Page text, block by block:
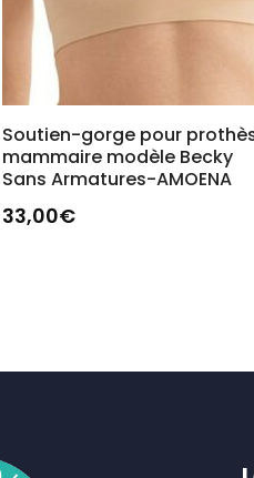
Soutien-gorge pour
mammaire modèle Becky
Sans Armatures-AMOENA
33,00€
variations.
peuvent